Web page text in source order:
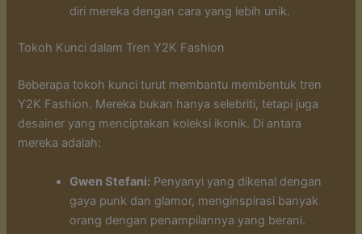
diri mereka dengan cara yang lebih unik.
Tokoh Kunci dalam Tren Y2K Fashion
Beberapa tokoh kunci turut membantu membentuk tren
Y2K Fashion. Mereka bukan hanya selebriti, tetapi juga
desainer yang menciptakan koleksi ikonik. Di antara
mereka adalah:
Gwen Stefani: Penyanyi yang dikenal dengan
gaya punk dan glamor, menginspirasi banyak
orang dengan penampilannya yang berani.